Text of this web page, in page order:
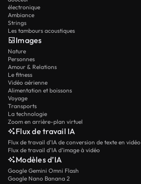
électronique
Ambiance
Strings
Les tambours acoustiques
Images
Nature
Personnes
Amour & Relations
Le fitness
Vidéo aérienne
Alimentation et boissons
Voyage
Transports
La technologie
Zoom en arrière-plan virtuel
Flux de travail IA
Flux de travail d’IA de conversion de texte en vidéo
Flux de travail d’IA d’image à vidéo
Modèles d’IA
Google Gemini Omni Flash
Google Nano Banana 2